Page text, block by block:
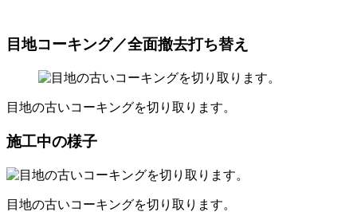
目地コーキング／全面撤去打ち替え
目地の古いコーキングを切り取ります。
施工中の様子
目地の古いコーキングを切り取ります。